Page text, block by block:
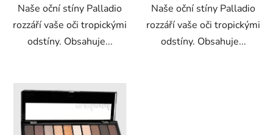
Naše oční stíny Palladio
rozzáří vaše oči tropickými
odstíny. Obsahuje...
Naše oční stíny Palladio
rozzáří vaše oči tropickými
odstíny. Obsahuje...